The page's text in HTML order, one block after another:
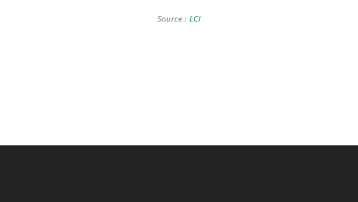
Source : LCI